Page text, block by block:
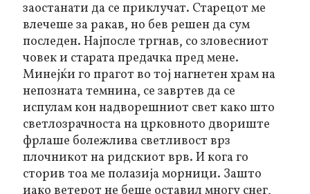
заостанати да се приклучат. Старецот ме
влечеше за ракав, но бев решен да сум
последен. Најпосле тргнав, со зловесниот
човек и старата предачка пред мене.
Минејќи го прагот во тој нагнетен храм на
непозната темнина, се завртев да се
испулам кон надворешниот свет како што
светлозрачноста на црковното двориште
фрлаше болежлива светливост врз
плочникот на ридскиот врв. И кога го
сторив тоа ме полазија морници. Зашто